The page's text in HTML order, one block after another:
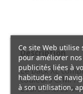
Description
Le pack XL
couleurs C/M/Y.
Leurs encres
Ce site Web utilise
pour améliorer
publicités liées à
habitudes de
à son utilisation,